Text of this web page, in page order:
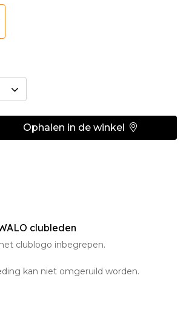
Ophalen in de winkel
clubleden
clublogo inbegrepen.
kan niet omgeruild worden.